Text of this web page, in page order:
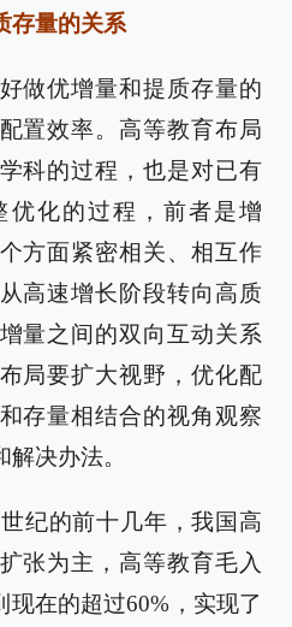
存量的关系
做优增量和提质存量的
置效率。高等教育布局
科的过程，也是对已有
优化的过程，前者是增
方面紧密相关、相互作
高速增长阶段转向高质
量之间的双向互动关系
局要扩大视野，优化配
存量相结合的视角观察
决办法。
纪的前十几年，我国高
张为主，高等教育毛入
现在的超过60%，实现了